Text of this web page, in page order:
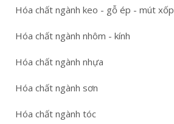
Hóa chất ngành keo - gỗ ép - mút xốp
Hóa chất ngành nhôm - kính
Hóa chất ngành nhựa
Hóa chất ngành sơn
Hóa chất ngành tóc